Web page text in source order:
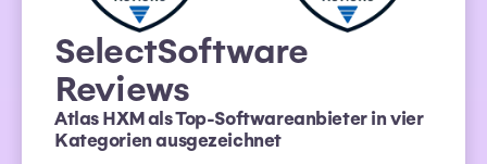
SelectSoftware
Reviews
Atlas HXM als Top-Softwareanbieter in vier
Kategorien ausgezeichnet